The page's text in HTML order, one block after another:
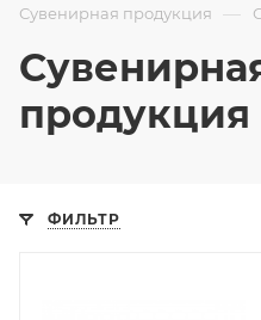
Сувенирная продукция —
продукция
ФИЛЬТР